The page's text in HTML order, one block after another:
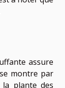
assure
montre par
plante des